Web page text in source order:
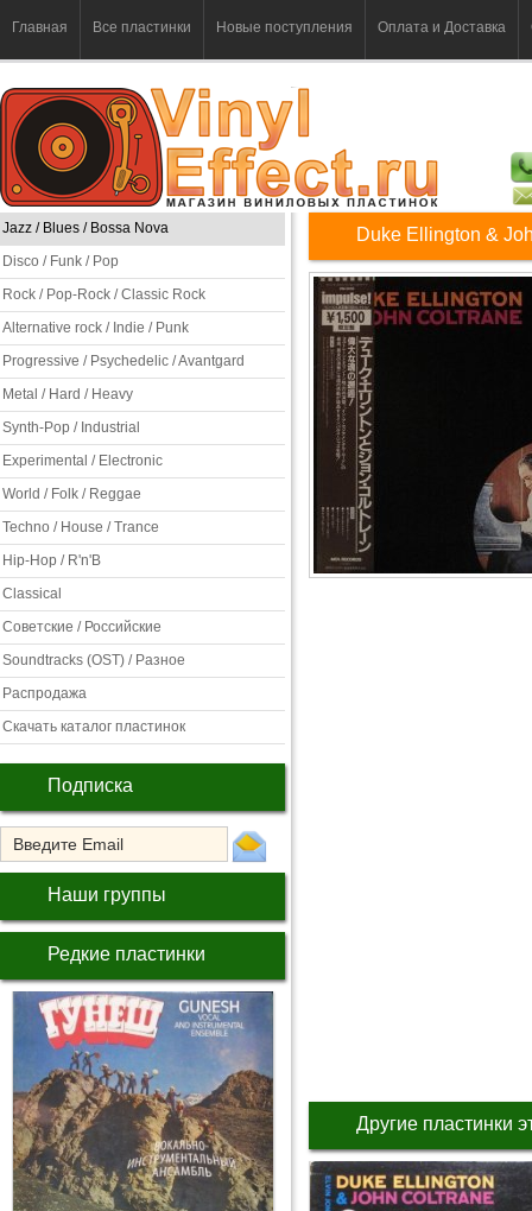
Главная Все пластинки Новые поступления Оплата и Доставка
Jazz / Blues / Bossa Nova
Disco / Funk / Pop
Rock / Pop-Rock / Classic Rock
Alternative rock / Indie / Punk
Progressive / Psychedelic / Avantgard
Metal / Hard / Heavy
Synth-Pop / Industrial
Experimental / Electronic
World / Folk / Reggae
Techno / House / Trance
Hip-Hop / R'n'B
Classical
Советские / Российские
Soundtracks (OST) / Разное
Распродажа
Скачать каталог пластинок
Подписка
Наши группы
Редкие пластинки
Duke Ellington &
Другие пластинки